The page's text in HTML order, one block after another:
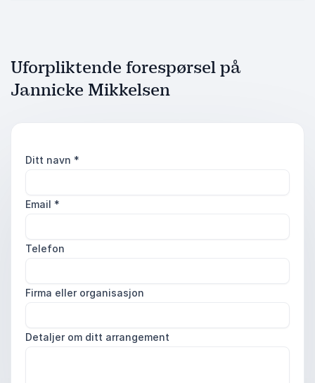
Uforpliktende forespørsel på
Jannicke Mikkelsen
Ditt navn *
Email *
Telefon
Firma eller organisasjon
Detaljer om ditt arrangement